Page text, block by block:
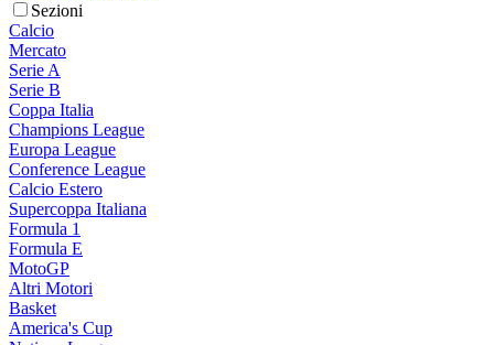
Sezioni
Calcio
Mercato
Serie A
Serie B
Coppa Italia
Champions League
Europa League
Conference League
Calcio Estero
Supercoppa Italiana
Formula 1
Formula E
MotoGP
Altri Motori
Basket
America's Cup